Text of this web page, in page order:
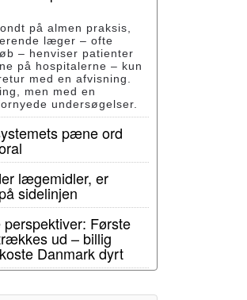
på almen praksis,
læger – ofte
– henviser patienter
på hospitalerne – kun
med en afvisning.
men med en
undersøgelser.
pæne ord
lægemidler, er
sidelinjen
Første
ud – billig
Danmark dyrt